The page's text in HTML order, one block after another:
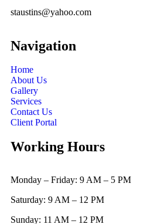
staustins@yahoo.com
Navigation
Home
About Us
Gallery
Services
Contact Us
Client Portal
Working Hours
Monday – Friday: 9 AM – 5 PM
Saturday: 9 AM – 12 PM
Sunday: 11 AM – 12 PM